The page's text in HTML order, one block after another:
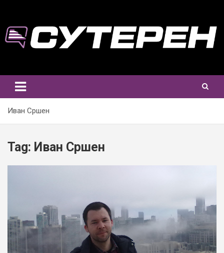
content
Иван Сршен
Tag: Иван Сршен